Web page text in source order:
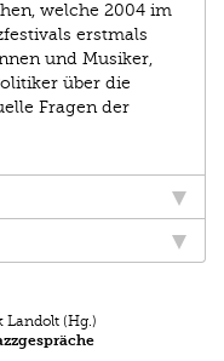
welche 2004 im
erstmals
und Musiker,
über die
Fragen der
Landolt (Hg.)